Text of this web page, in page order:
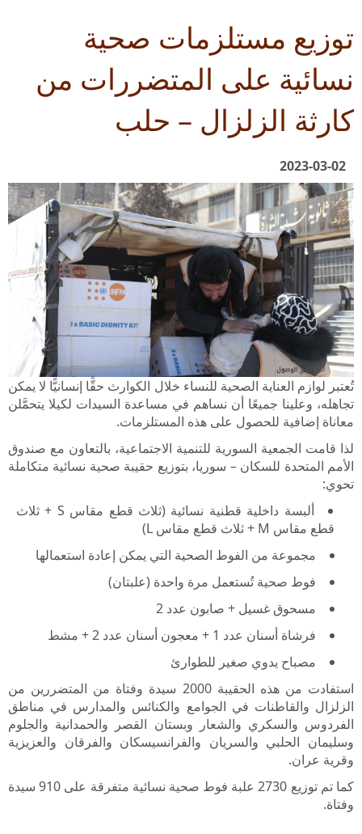
توزيع مستلزمات صحية
نسائية على المتضررات من
كارثة الزلزال – حلب
2023-03-02
تُعتبر لوازم العناية الصحية للنساء خلال الكوارث حقًّا إنسانيًّا لا يمكن
تجاهله، وعلينا جميعًا أن نساهم في مساعدة السيدات لكيلا يتحمَّلن
معاناة إضافية للحصول على هذه المستلزمات.
لذا قامت الجمعية السورية للتنمية الاجتماعية، بالتعاون مع صندوق
الأمم المتحدة للسكان – سوريا، بتوزيع حقيبة صحية نسائية متكاملة
تحوي:
ألبسة داخلية قطنية نسائية (ثلاث قطع مقاس S + ثلاث
قطع مقاس M + ثلاث قطع مقاس L
)
مجموعة من الفوط الصحية التي يمكن إعادة استعمالها
فوط صحية تُستعمل مرة واحدة (علبتان)
مسحوق غسيل + صابون عدد 2
فرشاة أسنان عدد 1 + معجون أسنان عدد 2 + مشط
مصباح يدوي صغير للطوارئ
استفادت من هذه الحقيبة 2000 سيدة وفتاة من المتضررين من
الزلزال والقاطنات في الجوامع والكنائس والمدارس في مناطق
الفردوس والسكري والشعار وبستان القصر والحمدانية والجلوم
وسليمان الحلبي والسريان والفرانسيسكان والفرقان والعزيزية
وقرية عران.
كما تم توزيع 2730 علبة فوط صحية نسائية متفرقة على 910 سيدة
وفتاة.